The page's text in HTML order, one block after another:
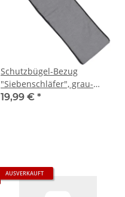
Schutzbügel-Bezug
"Siebenschläfer", grau-
meliert, Varius/Vita
19,99 € *
AUSVERKAUFT